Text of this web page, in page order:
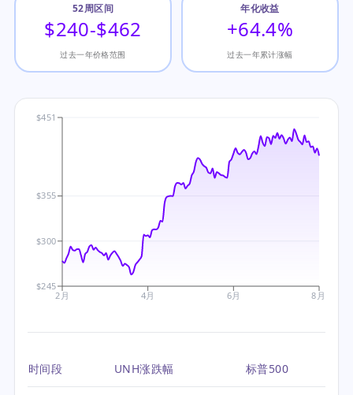
52周区间
$240-$462
过去一年价格范围
年化收益
+64.4%
过去一年累计涨幅
2月 4月 6月 8月
$245
$300
$355
$451
时间段 UNH涨跌幅 标普500